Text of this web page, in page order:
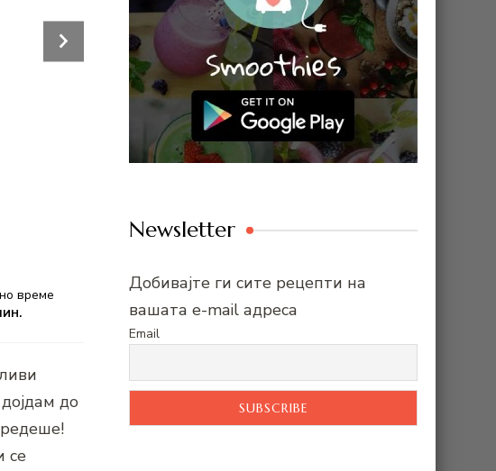
време
до
се
Newsletter
Добивајте ги сите рецепти на
вашата e-mail адреса
Email